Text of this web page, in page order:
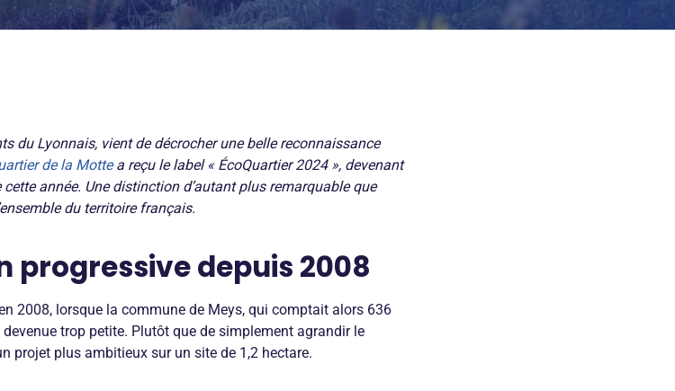
du Lyonnais, vient de décrocher une belle reconnaissance
de la Mottea reçu le label « ÉcoQuartier 2024 », devenant
année. Une distinction d’autant plus remarquable que
du territoire français.
progressive depuis 2008
2008, lorsque la commune de Meys, qui comptait alors 636
trop petite. Plutôt que de simplement agrandir le
projet plus ambitieux sur un site de 1,2 hectare.